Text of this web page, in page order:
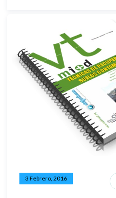
3 Febrero, 2016